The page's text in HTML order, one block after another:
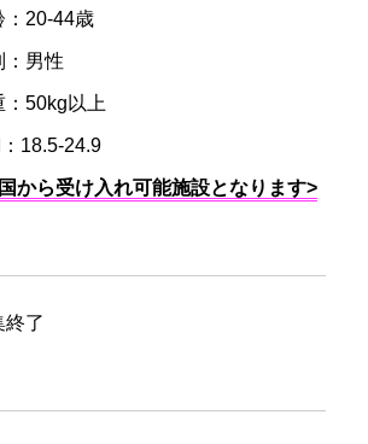
：20-44歳
：男性
：50kg以上
18.5-24.9
から受け入れ可能施設となります>
終了